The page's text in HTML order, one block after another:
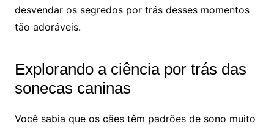
desvendar os segredos por trás desses momentos
tão adoráveis.
Explorando a ciência por trás das
sonecas caninas
Você sabia que os cães têm padrões de sono muito